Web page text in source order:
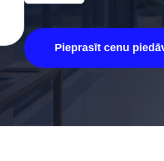
Pieprasīt cenu